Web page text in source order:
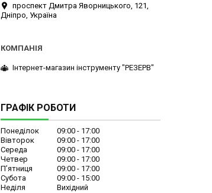
проспект Дмитра Яворницького, 121,
Дніпро, Україна
Інтернет-магазин інструменту "РЕЗЕРВ"
ГРАФІК РОБОТИ
Понеділок 09:00
17:00
Вівторок
09:00
17:00
Середа
09:00
17:00
Четвер
09:00
17:00
Пʼятниця
09:00
17:00
Субота
09:00
15:00
Неділя
Вихідний